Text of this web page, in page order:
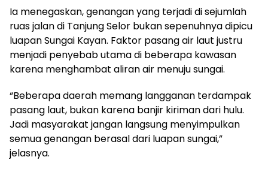
Ia menegaskan, genangan yang terjadi di sejumlah
ruas jalan di Tanjung Selor bukan sepenuhnya dipicu
luapan Sungai Kayan. Faktor pasang air laut justru
menjadi penyebab utama di beberapa kawasan
karena menghambat aliran air menuju sungai.
“Beberapa daerah memang langganan terdampak
pasang laut, bukan karena banjir kiriman dari hulu.
Jadi masyarakat jangan langsung menyimpulkan
semua genangan berasal dari luapan sungai,”
jelasnya.